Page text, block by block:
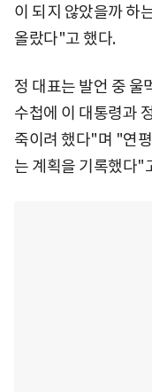
이 되지 않았을까 하
올랐다"고 했다.
정 대표는 발언 중 울
수첩에 이 대통령과
죽이려 했다"며 "연
는 계획을 기록했다"